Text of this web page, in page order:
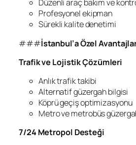
Düzenli araç bakım ve
Profesyonel ekipman
Sürekli kalite denetimi
###İstanbul’a Özel
Trafik ve Lojistik Çözümleri
Anlık trafik takibi
Alternatif güzergah bilgisi
Köprü geçiş optimizasyonu
Metro ve metrobüs
7/24 Metropol Desteği